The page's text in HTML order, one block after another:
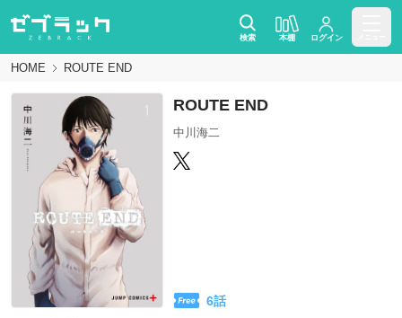
検索 本棚 ログイン
HOME ROUTE END
ROUTE END
中川海二
6話